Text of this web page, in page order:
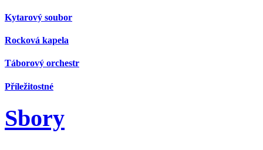
Kytarový soubor
Rocková kapela
Táborový orchestr
Příležitostné
Sbory